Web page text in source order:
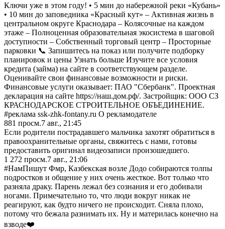
Ключи уже в этом году! • 5 мин до набережной реки «Кубань»
• 10 мин до заповедника «Красный кут» – Активная жизнь в
центральном округе Краснодара – Колясочные на каждом
этаже – Полноценная образовательная экосистема в шаговой
доступности – Собственный торговый центр – Просторные
парковки 📞 Запишитесь на показ или получите подборку
планировок и цены Узнать больше Изучите все условия
кредита (займа) на сайте в соответствующем разделе.
Оценивайте свои финансовые возможности и риски.
Финансовые услуги оказывает: ПАО "Сбербанк". Проектная
декларация на сайте https://наш.дом.рф/. Застройщик: ООО СЗ
КРАСНОДАРСКОЕ СТРОИТЕЛЬНОЕ ОБЪЕДИНЕНИЕ.
#реклама ssk-zhk-fontany.ru О рекламодателе
881 просм.7 авг., 21:45
Если родители пострадавшего мальчика захотят обратиться в
правоохранительные органы, свяжитесь с нами, готовы
предоставить оригинал видеозаписи произошедшего.
1 272 просм.7 авг., 21:06
#НамПишут Фмр, Казбекская возле Додо собираются толпы
подростков и общение у них очень жесткое. Вот только что
разняла драку. Парень лежал без сознания и его добивали
ногами. Примечательно то, что люди вокруг никак не
реагируют, как будто ничего не происходит. Сняла плохо,
потому что бежала разнимать их. Ну и материлась конечно на
взводе❤️